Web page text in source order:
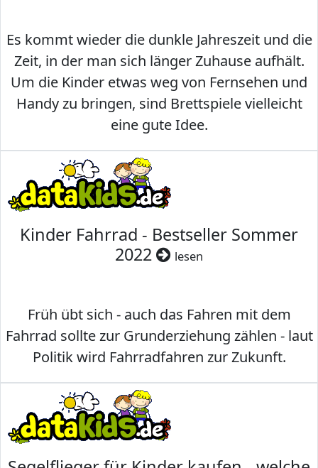
Es kommt wieder die dunkle Jahreszeit und die
Zeit, in der man sich länger Zuhause aufhält.
Um die Kinder etwas weg von Fernsehen und
Handy zu bringen, sind Brettspiele vielleicht
eine gute Idee.
Kinder Fahrrad - Bestseller Sommer
2022
lesen
Früh übt sich - auch das Fahren mit dem
Fahrrad sollte zur Grunderziehung zählen - laut
Politik wird Fahrradfahren zur Zukunft.